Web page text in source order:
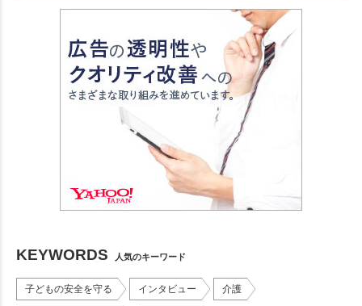
KEYWORDS 人気のキーワード
子どもの安全を守る インタビュー 介護